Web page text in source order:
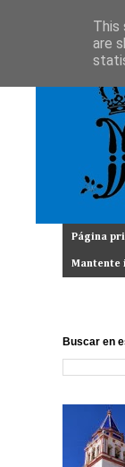
Página
Mantente
Buscar en
This
are